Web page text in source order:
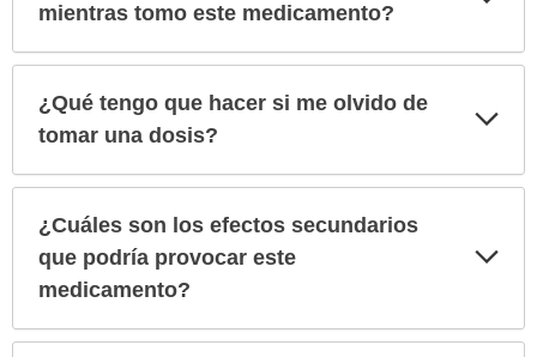
mientras tomo este medicamento?
¿Qué tengo que hacer si me olvido de
tomar una dosis?
¿Cuáles son los efectos secundarios
que podría provocar este
medicamento?